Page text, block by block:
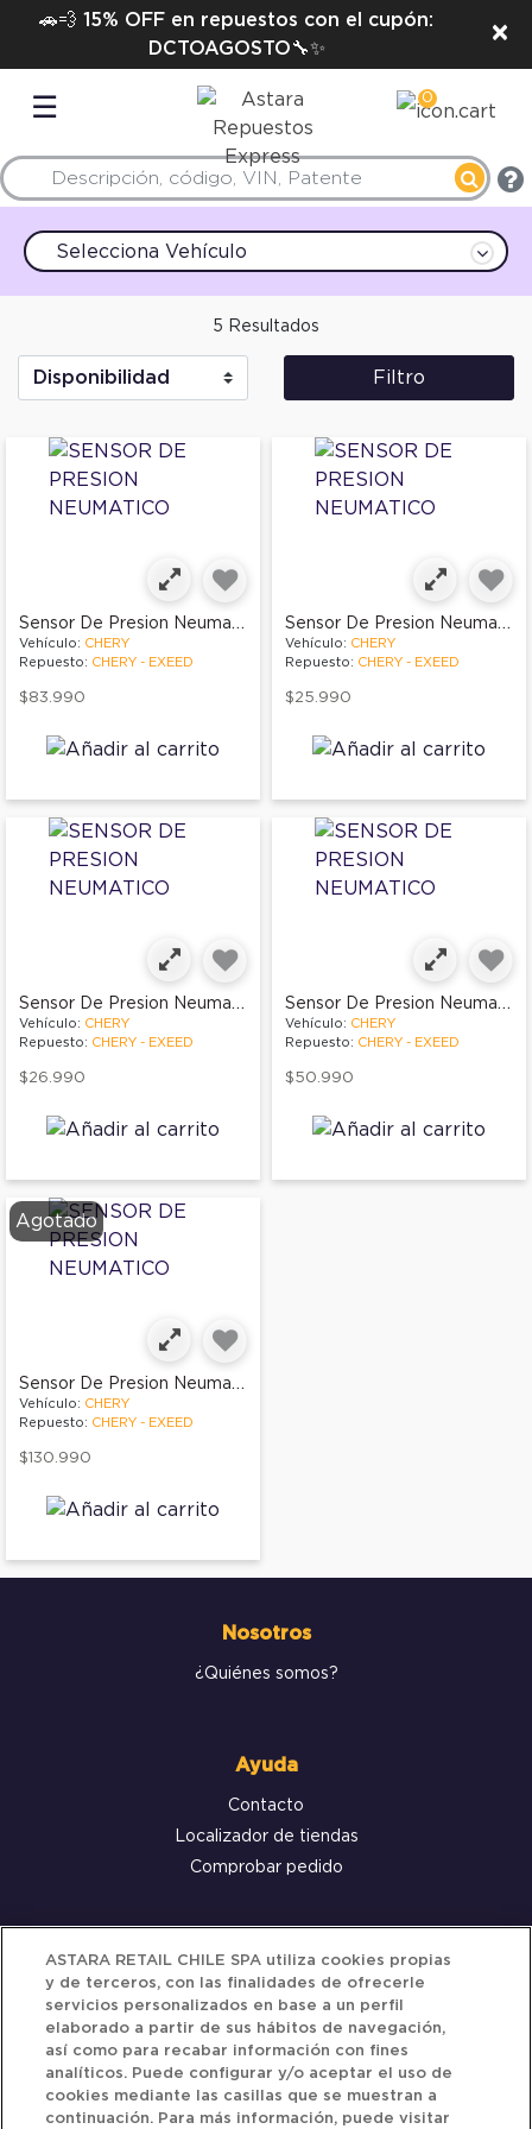
🚗💨 15% OFF en repuestos con el cupón:
DCTOAGOSTO🔧✨
×
☰ 0
Selecciona Vehículo
5 Resultados
Filtro
Sensor De Presion Neumatico
Vehículo: CHERY
Repuesto: CHERY - EXEED
$83.990
Sensor De Presion Neumatico
Vehículo: CHERY
Repuesto: CHERY - EXEED
$25.990
Sensor De Presion Neumatico
Vehículo: CHERY
Repuesto: CHERY - EXEED
$26.990
Sensor De Presion Neumatico
Vehículo: CHERY
Repuesto: CHERY - EXEED
$50.990
Agotado
Sensor De Presion Neumatico
Vehículo: CHERY
Repuesto: CHERY - EXEED
$130.990
Nosotros
¿Quiénes somos?
Ayuda
Contacto
Localizador de tiendas
Comprobar pedido
Servicio al cliente
Términos y Condiciones
Política de privacidad
Política de Cookies
ASTARA RETAIL CHILE SPA utiliza cookies propias
y de terceros, con las finalidades de ofrecerle
servicios personalizados en base a un perfil
elaborado a partir de sus hábitos de navegación,
así como para recabar información con fines
analíticos. Puede configurar y/o aceptar el uso de
cookies mediante las casillas que se muestran a
continuación. Para más información, puede visitar